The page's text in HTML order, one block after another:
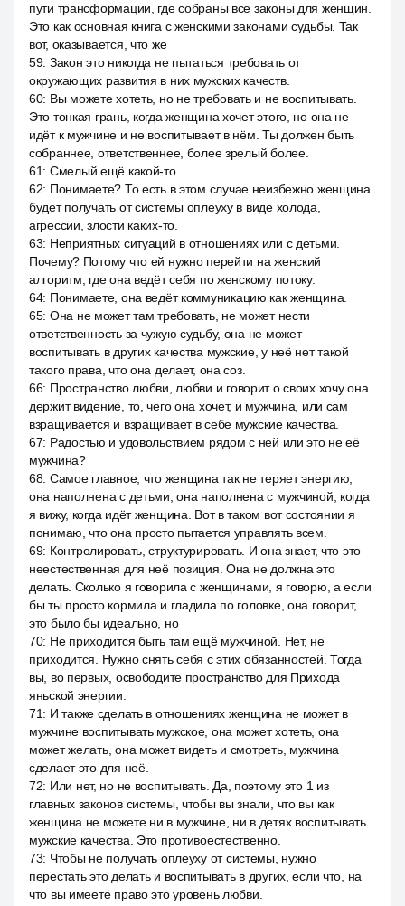
пути трансформации, где собраны все законы для женщин.
Это как основная книга с женскими законами судьбы. Так
вот, оказывается, что же
59: Закон это никогда не пытаться требовать от
окружающих развития в них мужских качеств.
60: Вы можете хотеть, но не требовать и не воспитывать.
Это тонкая грань, когда женщина хочет этого, но она не
идёт к мужчине и не воспитывает в нём. Ты должен быть
собраннее, ответственнее, более зрелый более.
61: Смелый ещё какой-то.
62: Понимаете? То есть в этом случае неизбежно женщина
будет получать от системы оплеуху в виде холода,
агрессии, злости каких-то.
63: Неприятных ситуаций в отношениях или с детьми.
Почему? Потому что ей нужно перейти на женский
алгоритм, где она ведёт себя по женскому потоку.
64: Понимаете, она ведёт коммуникацию как женщина.
65: Она не может там требовать, не может нести
ответственность за чужую судьбу, она не может
воспитывать в других качества мужские, у неё нет такой
такого права, что она делает, она соз.
66: Пространство любви, любви и говорит о своих хочу она
держит видение, то, чего она хочет, и мужчина, или сам
взращивается и взращивает в себе мужские качества.
67: Радостью и удовольствием рядом с ней или это не её
мужчина?
68: Самое главное, что женщина так не теряет энергию,
она наполнена с детьми, она наполнена с мужчиной, когда
я вижу, когда идёт женщина. Вот в таком вот состоянии я
понимаю, что она просто пытается управлять всем.
69: Контролировать, структурировать. И она знает, что это
неестественная для неё позиция. Она не должна это
делать. Сколько я говорила с женщинами, я говорю, а если
бы ты просто кормила и гладила по головке, она говорит,
это было бы идеально, но
70: Не приходится быть там ещё мужчиной. Нет, не
приходится. Нужно снять себя с этих обязанностей. Тогда
вы, во первых, освободите пространство для Прихода
яньской энергии.
71: И также сделать в отношениях женщина не может в
мужчине воспитывать мужское, она может хотеть, она
может желать, она может видеть и смотреть, мужчина
сделает это для неё.
72: Или нет, но не воспитывать. Да, поэтому это 1 из
главных законов системы, чтобы вы знали, что вы как
женщина не можете ни в мужчине, ни в детях воспитывать
мужские качества. Это противоестественно.
73: Чтобы не получать оплеуху от системы, нужно
перестать это делать и воспитывать в других, если что, на
что вы имеете право это уровень любви.